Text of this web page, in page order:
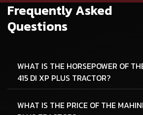
Frequently Asked
Questions
WHAT IS THE HORSEPOWER OF
415 DI XP PLUS TRACTOR?
WHAT IS THE PRICE OF THE